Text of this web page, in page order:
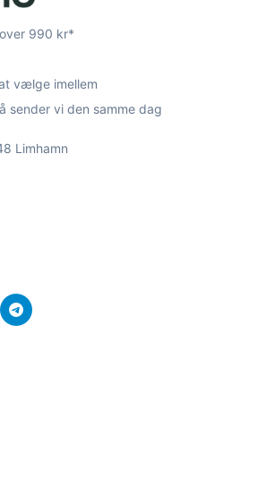
990 kr*
vælge imellem
sender vi den samme dag
Limhamn